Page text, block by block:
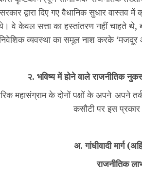
द्वारा दिए गए वैधानिक सुधार वास्तव में
वे केवल सत्ता का हस्तांतरण नहीं चाहते थे,
व्यवस्था का समूल नाश करके ‘मजदूर
२. भविष्य में होने वाले राजनीतिक
महासंग्राम के दोनों पक्षों के अपने-अपने
कसौटी पर इस
अ. गांधीवादी मार्ग
राजनीतिक